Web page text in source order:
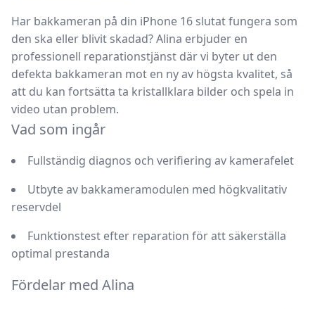
Har bakkameran på din iPhone 16 slutat fungera som
den ska eller blivit skadad? Alina erbjuder en
professionell reparationstjänst där vi byter ut den
defekta bakkameran mot en ny av högsta kvalitet, så
att du kan fortsätta ta kristallklara bilder och spela in
video utan problem.
Vad som ingår
Fullständig diagnos och verifiering av kamerafelet
Utbyte av bakkameramodulen med högkvalitativ
reservdel
Funktionstest efter reparation för att säkerställa
optimal prestanda
Fördelar med Alina